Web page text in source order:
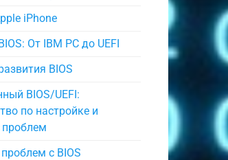
iPhone
От IBM PC до UEFI
BIOS
BIOS/UEFI:
по настройке и
с BIOS